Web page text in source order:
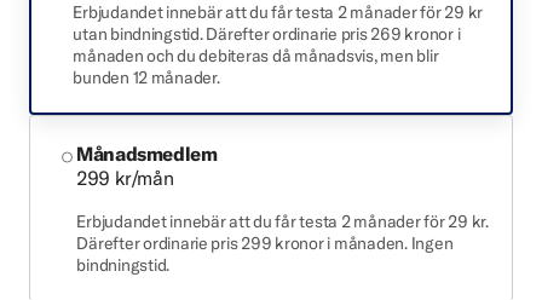
Erbjudandet innebär att du får testa 2 månader för 29 kr
utan bindningstid. Därefter ordinarie pris 269 kronor i
månaden och du debiteras då månadsvis, men blir
bunden 12 månader.
Månadsmedlem
299 kr/mån
Erbjudandet innebär att du får testa 2 månader för 29 kr.
Därefter ordinarie pris 299 kronor i månaden. Ingen
bindningstid.